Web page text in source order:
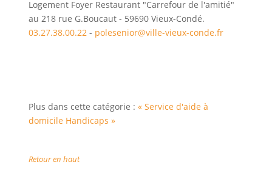
Logement Foyer Restaurant "Carrefour de l'amitié"
au 218 rue G.Boucaut - 59690 Vieux-Condé.
03.27.38.00.22- polesenior@ville-vieux-conde.fr
Plus dans cette catégorie : « Service d'aide à
domicile Handicaps »
Retour en haut